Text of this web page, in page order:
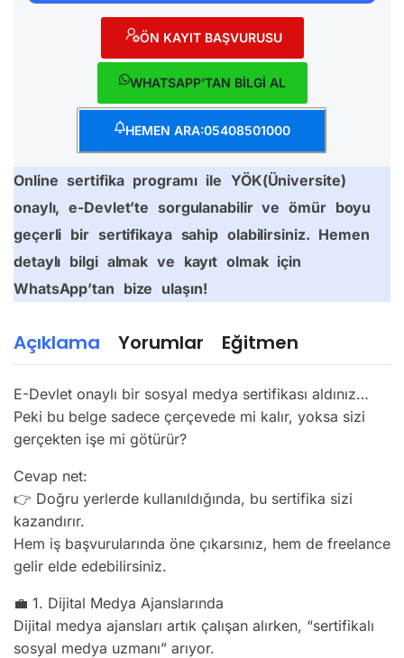
Açıklama Yorumlar Eğitmen
E-Devlet onaylı bir sosyal medya sertifikası aldınız…
Peki bu belge sadece çerçevede mi kalır, yoksa sizi
gerçekten işe mi götürür?
Cevap net:
👉 Doğru yerlerde kullanıldığında, bu sertifika sizi
kazandırır.
Hem iş başvurularında öne çıkarsınız, hem de freelance
gelir elde edebilirsiniz.
💼 1. Dijital Medya Ajanslarında
Dijital medya ajansları artık çalışan alırken, “sertifikalı
sosyal medya uzmanı” arıyor.
ÖN KAYIT BAŞVURUSU
WHATSAPP’TAN BİLGİ AL
HEMEN ARA:05408501000
Online sertifika programı ile YÖK(Üniversite)
onaylı, e-Devlet’te sorgulanabilir ve ömür boyu
geçerli bir sertifikaya sahip olabilirsiniz. Hemen
detaylı bilgi almak ve kayıt olmak için
WhatsApp’tan bize ulaşın!